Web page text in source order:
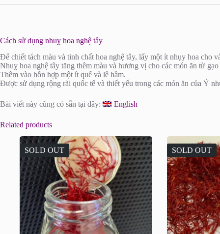
Cách sử dụng nhuỵ hoa nghệ tây
Để chiết tách màu và tinh chất hoa nghệ tây, lấy một ít nhụy hoa cho
Nhuỵ hoa nghệ tây tăng thêm màu và hương vị cho các món ăn từ
Thêm vào hỗn hợp một ít quế và lê hầm.
Được sử dụng rộng rãi quốc tế và thiết yếu trong các món ăn của Ý
Bài viết này cũng có sẵn tại đây: English
Related products
SOLD OUT SOLD OUT